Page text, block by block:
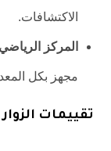
الاكتشافات.
المركز الرياضي
مجهز بكل
تقييمات